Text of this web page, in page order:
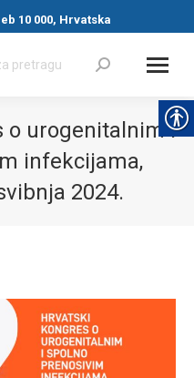
10 000, Hrvatska
o urogenitalnim i
infekcijama,
2024.